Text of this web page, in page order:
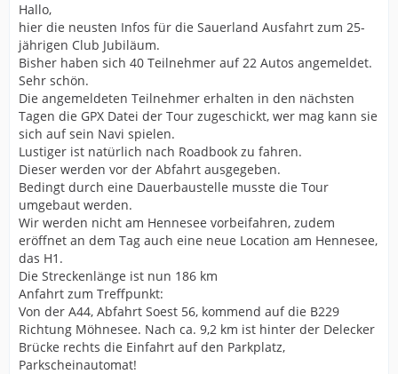
Hallo,
hier die neusten Infos für die Sauerland Ausfahrt zum 25-
jährigen Club Jubiläum.
Bisher haben sich 40 Teilnehmer auf 22 Autos angemeldet.
Sehr schön.
Die angemeldeten Teilnehmer erhalten in den nächsten
Tagen die GPX Datei der Tour zugeschickt, wer mag kann sie
sich auf sein Navi spielen.
Lustiger ist natürlich nach Roadbook zu fahren.
Dieser werden vor der Abfahrt ausgegeben.
Bedingt durch eine Dauerbaustelle musste die Tour
umgebaut werden.
Wir werden nicht am Hennesee vorbeifahren, zudem
eröffnet an dem Tag auch eine neue Location am Hennesee,
das H1.
Die Streckenlänge ist nun 186 km
Anfahrt zum Treffpunkt:
Von der A44, Abfahrt Soest 56, kommend auf die B229
Richtung Möhnesee. Nach ca. 9,2 km ist hinter der Delecker
Brücke rechts die Einfahrt auf den Parkplatz,
Parkscheinautomat!